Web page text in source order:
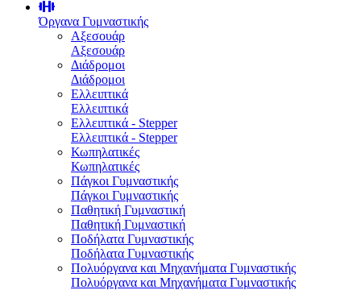
Όργανα Γυμναστικής
Αξεσουάρ
Αξεσουάρ
Διάδρομοι
Διάδρομοι
Ελλειπτικά
Ελλειπτικά
Ελλειπτικά - Stepper
Ελλειπτικά - Stepper
Κωπηλατικές
Κωπηλατικές
Πάγκοι Γυμναστικής
Πάγκοι Γυμναστικής
Παθητική Γυμναστική
Παθητική Γυμναστική
Ποδήλατα Γυμναστικής
Ποδήλατα Γυμναστικής
Πολυόργανα και Μηχανήματα Γυμναστικής
Πολυόργανα και Μηχανήματα Γυμναστικής